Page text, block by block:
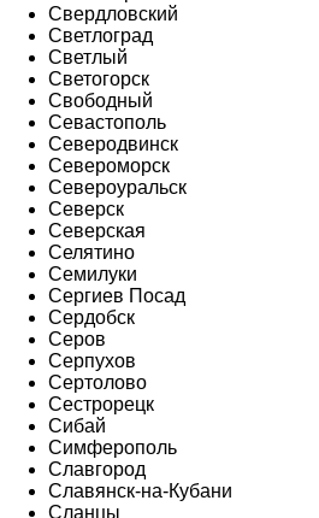
Свердловский
Светлоград
Светлый
Светогорск
Свободный
Севастополь
Северодвинск
Североморск
Североуральск
Северск
Северская
Селятино
Семилуки
Сергиев Посад
Сердобск
Серов
Серпухов
Сертолово
Сестрорецк
Сибай
Симферополь
Славгород
Славянск-на-Кубани
Сланцы